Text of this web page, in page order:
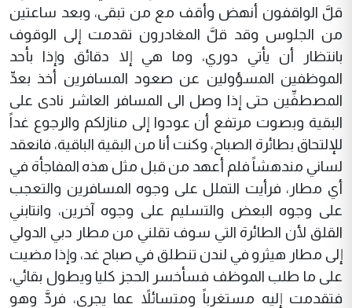
قلَّ الواقفون أنهض وأقف مع من تبقى، وبعد ساعتين
من الجلوس وقد قلَّ المغادرون تقدمت إلى الوقوف
بانتظار أن يأتي دوري، وما هي إلا دقائق وإذا بأحد
الموظفين المسؤولين عن صعود المسافرين أخذ بعدِّ
المصطفِّين حتى إذا وصل الى المسافر العاشر نادى على
البقية وبصوت مرتفع أن عودوا إلى منازلكم والرجوع غداً
للإلتحاق بطائرة الصباح، وكنت أنا من البقية الباقية، فانعقد
لساني مندهشاً فلم أعهد من قبل مثل هذه المفاجأة في
أي مطار، فرأيت التملل على وجوه المسافرين والتعجب
على وجوه البعض والتسليم على وجوه آخرين، وانتابني
القلق لأن الطائرة التي سوف تقلني من مطار دبي الدولي
إلى مطار هيثرو في لندن تنطلق في صباح غد، وإذا مضيت
على ما طلب الموظف فسأخسر الحجز كليا ويطول بقائي،
فتقدمت إليه مستغرباً ومتسائلاً عما يجري، فردَّ وهو